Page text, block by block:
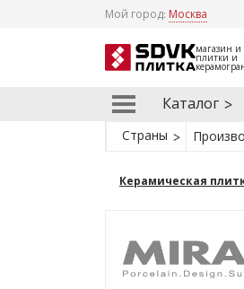
Мой город: Москва
магазин
плитки и
Каталог
Страны
Керамическая